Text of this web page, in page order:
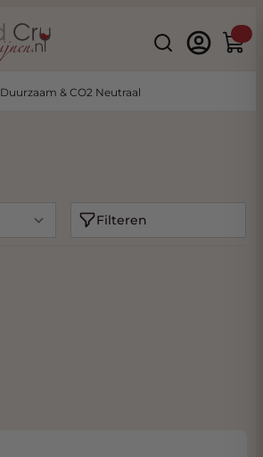
Search
Duurzaam & CO2 Neutraal
Filteren